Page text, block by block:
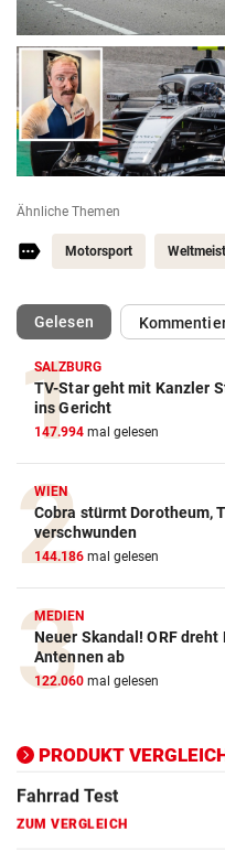
Ähnliche Themen
Motorsport
Gelesen(ausgewählt)
SALZBURG
TV-Star geht mit Kanzler
ins Gericht
147.994 mal gelesen
WIEN
Cobra stürmt Dorotheum,
verschwunden
144.186 mal gelesen
MEDIEN
Neuer Skandal! ORF dreht
Antennen ab
122.060 mal gelesen
PRODUKT
Action-Cam Vergleich
ZUM VERGLEICH
Crosstrainer Vergleich
ZUM VERGLEICH
E-Bike Vergleich
ZUM VERGLEICH
Elektro-Scooter Vergleich
ZUM VERGLEICH
ZUM VERGLEICH
Fahrrad Test
ZUM VERGLEICH